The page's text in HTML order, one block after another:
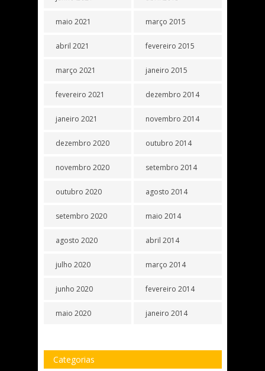
maio 2021
abril 2021
março 2021
fevereiro 2021
janeiro 2021
dezembro 2020
novembro 2020
outubro 2020
setembro 2020
agosto 2020
julho 2020
junho 2020
maio 2020
março 2015
fevereiro 2015
janeiro 2015
dezembro 2014
novembro 2014
outubro 2014
setembro 2014
agosto 2014
maio 2014
abril 2014
março 2014
fevereiro 2014
janeiro 2014
Categorias